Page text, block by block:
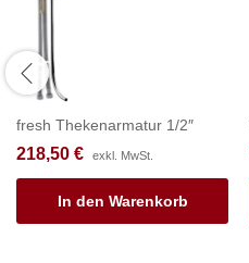
fresh Thekenarmatur 1/2″
218,50 € exkl. MwSt.
In den Warenkorb